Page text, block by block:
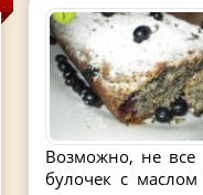
Возможно, не все
булочек с